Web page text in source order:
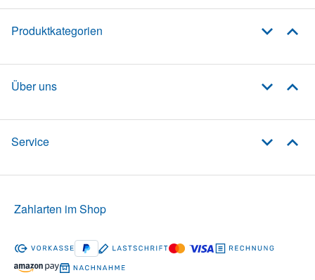
Produktkategorien
Über uns
Service
Zahlarten im Shop